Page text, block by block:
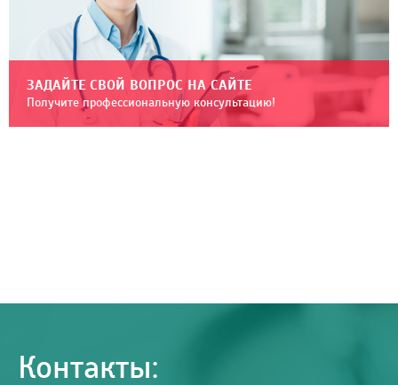
ЗАДАЙТЕ СВОЙ ВОПРОС НА САЙТЕ
Получите профессиональную консультацию!
Контакты: